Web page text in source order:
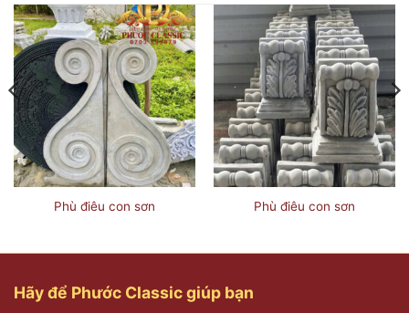
Phù điêu con sơn Phù điêu con sơn
Hãy để Phước Classic giúp bạn